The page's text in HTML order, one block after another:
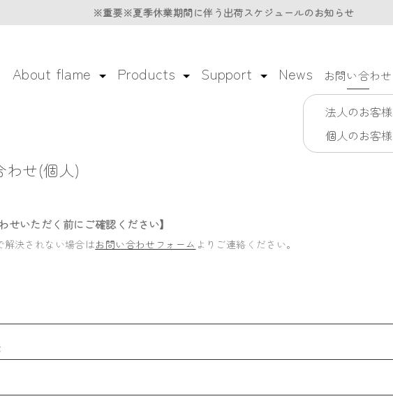
※重要※夏季休業期間に伴う 出荷スケジュールのお知らせ
※重要※夏季休業期間に伴う 出荷スケジュールのお知らせ
About flame Products Support News お問い合わせ
法人のお客様
個人のお客様
わせ(個人)
せいただく前にご確認ください】
解決されない場合はお問い合わせフォーム よりご連絡ください。